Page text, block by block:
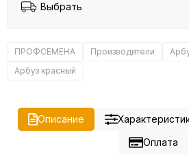
Выбрать
ПРОФСЕМЕНА Производители
Арбуз красный
Описание
Оплата